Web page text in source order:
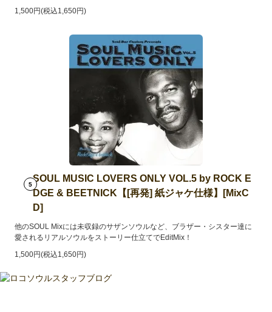
1,500円(税込1,650円)
5
SOUL MUSIC LOVERS ONLY VOL.5 by ROCK E
DGE & BEETNICK【[再発] 紙ジャケ仕様】[MixC
D]
他のSOUL Mixには未収録のサザンソウルなど、ブラザー・シスター達に
愛されるリアルソウルをストーリー仕立てでEditMix！
1,500円(税込1,650円)